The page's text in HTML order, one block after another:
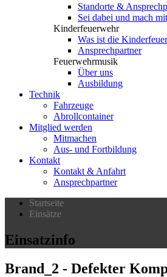
Standorte &
Sei dabei und mach
Kinderfeuerwehr
Was ist die
Ansprechpartner
Feuerwehrmusik
Über uns
Ausbildung
Technik
Fahrzeuge
Abrollcontainer
Mitglied werden
Mitmachen
Aus- und Fortbildung
Kontakt
Kontakt & Anfahrt
Ansprechpartner
Startseite
Einsätze
Einsatzinfo
Brand_2 - Defekter